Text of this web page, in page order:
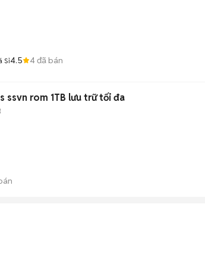
Sỉ4.5 4đã bán
ssvn rom 1TB lưu trữ tối đa